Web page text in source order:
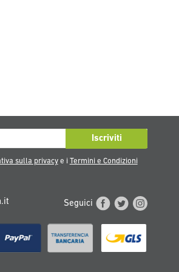
Iscriviti
sulla privacye i Termini e Condizioni
Seguici